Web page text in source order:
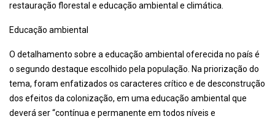
restauração florestal e educação ambiental e climática.
Educação ambiental
O detalhamento sobre a educação ambiental oferecida no país é
o segundo destaque escolhido pela população. Na priorização do
tema, foram enfatizados os caracteres crítico e de desconstrução
dos efeitos da colonização, em uma educação ambiental que
deverá ser “contínua e permanente em todos níveis e